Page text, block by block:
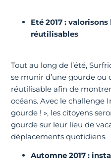
Eté 2017 :
réutilisables
Tout au long de l’été,
se munir d’une gourde
réutilisable afin de
océans. Avec le challenge
gourde ! », les citoyens
gourde sur leur lieu de
déplacements quotidiens.
Automne 2017 :